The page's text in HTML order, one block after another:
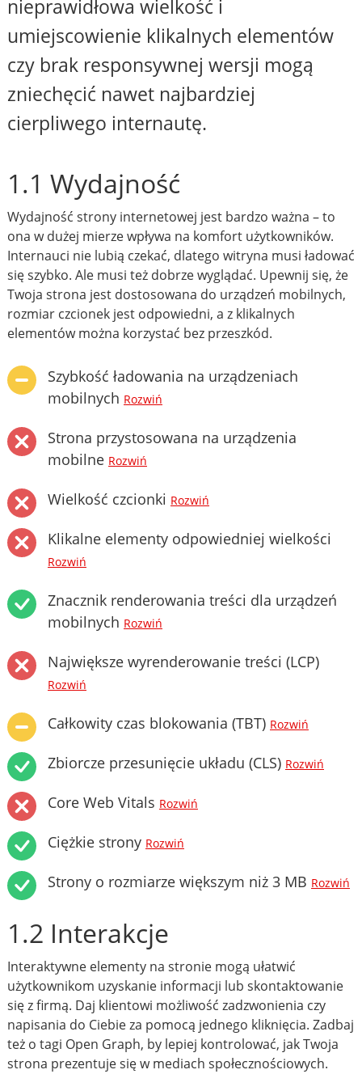
nieprawidłowa wielkość i
umiejscowienie klikalnych elementów
czy brak responsywnej wersji mogą
zniechęcić nawet najbardziej
cierpliwego internautę.
1.1 Wydajność
Wydajność strony internetowej jest bardzo ważna – to
ona w dużej mierze wpływa na komfort użytkowników.
Internauci nie lubią czekać, dlatego witryna musi ładować
się szybko. Ale musi też dobrze wyglądać. Upewnij się, że
Twoja strona jest dostosowana do urządzeń mobilnych,
rozmiar czcionek jest odpowiedni, a z klikalnych
elementów można korzystać bez przeszkód.
Szybkość ładowania na urządzeniach
mobilnych Rozwiń
Strona przystosowana na urządzenia
mobilne Rozwiń
Wielkość czcionki Rozwiń
Klikalne elementy odpowiedniej wielkości
Rozwiń
Znacznik renderowania treści dla urządzeń
mobilnych Rozwiń
Największe wyrenderowanie treści (LCP)
Rozwiń
Całkowity czas blokowania (TBT) Rozwiń
Zbiorcze przesunięcie układu (CLS) Rozwiń
Core Web Vitals Rozwiń
Ciężkie strony Rozwiń
Strony o rozmiarze większym niż 3 MB Rozwiń
1.2 Interakcje
Interaktywne elementy na stronie mogą ułatwić
użytkownikom uzyskanie informacji lub skontaktowanie
się z firmą. Daj klientowi możliwość zadzwonienia czy
napisania do Ciebie za pomocą jednego kliknięcia. Zadbaj
też o tagi Open Graph, by lepiej kontrolować, jak Twoja
strona prezentuje się w mediach społecznościowych.